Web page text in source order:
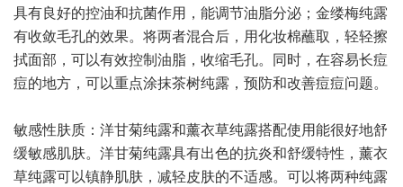
具有良好的控油和抗菌作用，能调节油脂分泌；金缕梅纯露
有收敛毛孔的效果。将两者混合后，用化妆棉蘸取，轻轻擦
拭面部，可以有效控制油脂，收缩毛孔。同时，在容易长痘
痘的地方，可以重点涂抹茶树纯露，预防和改善痘痘问题。
敏感性肤质：洋甘菊纯露和薰衣草纯露搭配使用能很好地舒
缓敏感肌肤。洋甘菊纯露具有出色的抗炎和舒缓特性，薰衣
草纯露可以镇静肌肤，减轻皮肤的不适感。可以将两种纯露